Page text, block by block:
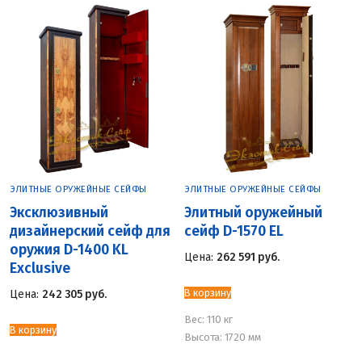
ЭЛИТНЫЕ ОРУЖЕЙНЫЕ СЕЙФЫ
Эксклюзивный
дизайнерский сейф для
оружия D-1400 KL
Exclusive
Цена: 242 305 руб.
В корзину
ЭЛИТНЫЕ ОРУЖЕЙНЫЕ СЕЙФЫ
Элитный оружейный
сейф D-1570 EL
Цена: 262 591 руб.
В корзину
Вес: 110 кг
Высота: 1720 мм